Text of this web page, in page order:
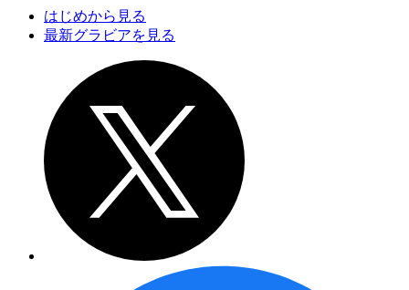
はじめから見る
最新グラビアを見る